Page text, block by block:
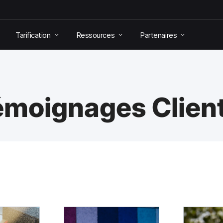
Tarification Ressources Partenaires